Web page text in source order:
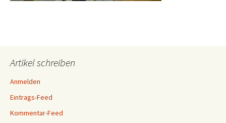
Artikel schreiben
Anmelden
Eintrags-Feed
Kommentar-Feed